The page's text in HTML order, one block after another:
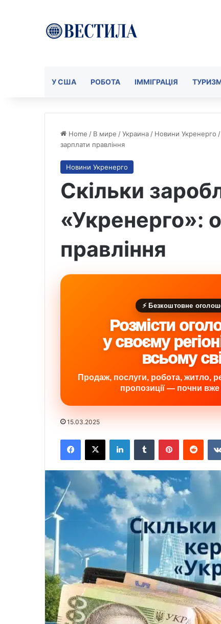
У США РОБОТА ІММІГРАЦІЯ
Home / В мире /Украина / Новини Укренерго /
зарплати правління
Новини Укренерго
Скільки
«Укренерго»:
правління
⚡ Безкоштовне
Розмісти
у своєму
всьому
Продаж, послуги, робота, житло,
пропозиції — почни вже
15.03.2025
Facebook
X LinkedInTumblr Pinterest